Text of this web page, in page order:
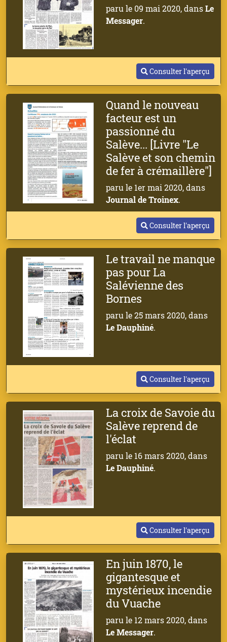
paru le 09 mai 2020, dansLe
Messager.
Consulter l'aperçu
Quand le nouveau
facteur est un
passionné du
Salève... [Livre "Le
Salève et son chemin
de fer à crémaillère"]
paru le 1er mai 2020, dans
Journal de Troinex.
Consulter l'aperçu
Le travail ne manque
pas pour La
Salévienne des
Bornes
paru le 25 mars 2020, dans
Le Dauphiné.
Consulter l'aperçu
La croix de Savoie du
Salève reprend de
l'éclat
paru le 16 mars 2020, dans
Le Dauphiné.
Consulter l'aperçu
En juin 1870, le
gigantesque et
mystérieux incendie
du Vuache
paru le 12 mars 2020, dans
Le Messager.